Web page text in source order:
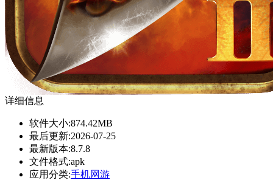
详细信息
软件大小:874.42MB
最后更新:2026-07-25
最新版本:8.7.8
文件格式:apk
应用分类:手机网游